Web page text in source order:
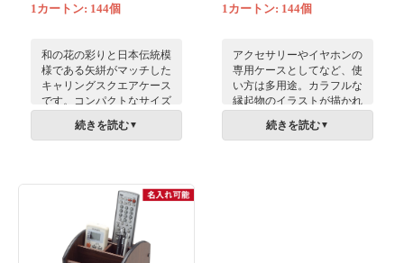
1カートン: 144個
和の花の彩りと日本伝統模
様である矢絣がマッチした
キャリングスクエアケース
です。コンパクトなサイズ
で持ち運びにも便利なハー
ドケースとなっています。
続きを読む▼
1カートン: 144個
アクセサリーやイヤホンの
専用ケースとしてなど、使
い方は多用途。カラフルな
縁起物のイラストが描かれ
たスクエアケースです。コ
ンパクトなサイズで持ち運
続きを読む▼